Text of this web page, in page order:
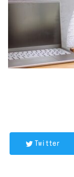
Twitter